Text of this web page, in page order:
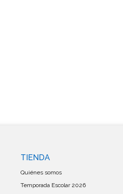
TIENDA
Quiénes somos
Temporada Escolar 2026